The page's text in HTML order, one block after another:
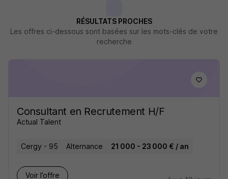
RÉSULTATS PROCHES
Les offres ci-dessous sont basées sur les mots-clés de votre
recherche
Consultant en Recrutement H/F
Actual Talent
Cergy - 95 Alternance 21 000 - 23 000 € / an
Voir l’offre